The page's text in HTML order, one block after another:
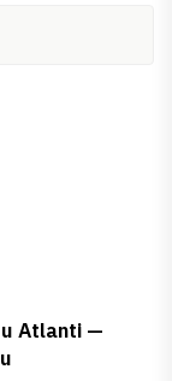
Atlanti —